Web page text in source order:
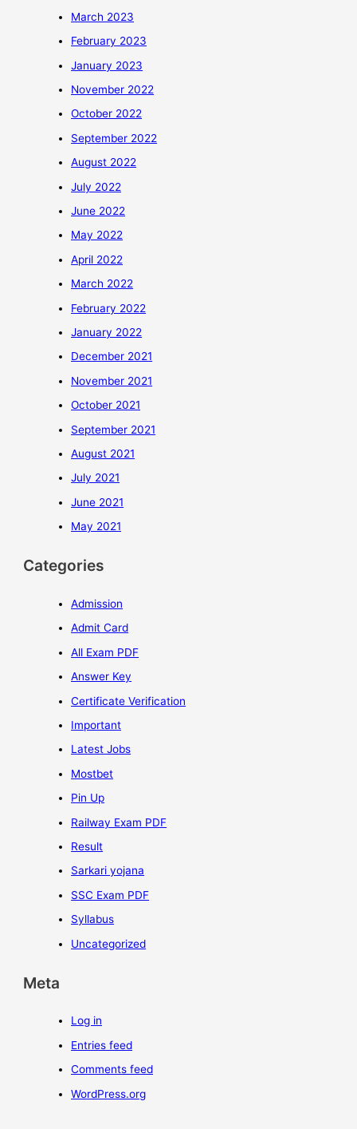
March 2023
February 2023
January 2023
November 2022
October 2022
September 2022
August 2022
July 2022
June 2022
May 2022
April 2022
March 2022
February 2022
January 2022
December 2021
November 2021
October 2021
September 2021
August 2021
July 2021
June 2021
May 2021
Categories
Admission
Admit Card
All Exam PDF
Answer Key
Certificate Verification
Important
Latest Jobs
Mostbet
Pin Up
Railway Exam PDF
Result
Sarkari yojana
SSC Exam PDF
Syllabus
Uncategorized
Meta
Log in
Entries feed
Comments feed
WordPress.org